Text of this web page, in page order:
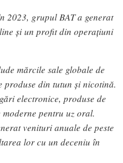
2023, grupul BAT a generat
și un profit din operațiuni
mărcile sale globale de
produse din tutun și nicotină.
electronice, produse de
pentru uz oral.
venituri anuale de peste
lor cu un deceniu în